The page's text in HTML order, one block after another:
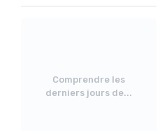
Comprendre les
derniers jours de...